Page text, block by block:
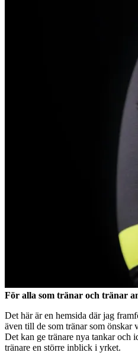
För alla som tränar och tränar
Det här är en hemsida där jag
även till de som tränar som önskar
Det kan ge tränare nya tankar och
tränare en större inblick i yrket.